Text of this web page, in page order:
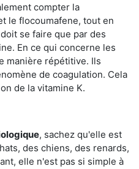
compter la
le flocoumafene, tout en
se faire que par des
En ce qui concerne les
manière répétitive. Ils
de coagulation. Cela
de la vitamine K.
, sachez qu'elle est
des chiens, des renards,
elle n'est pas si simple à